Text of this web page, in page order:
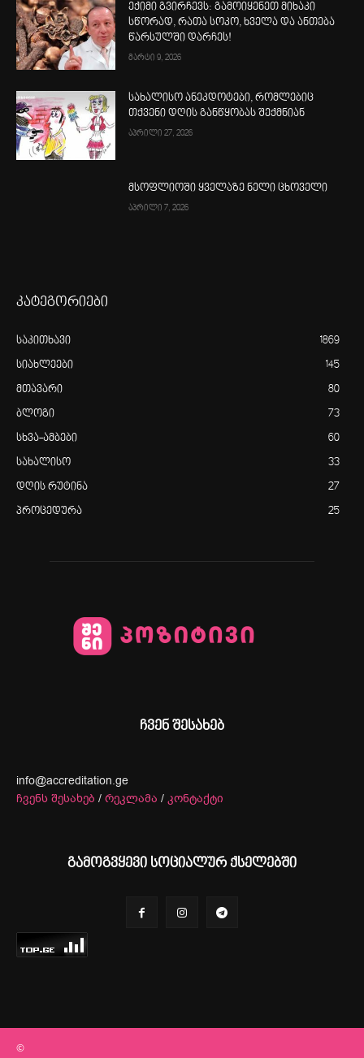
ექიმი გვირჩევს: გამოიყენეთ მიხაკი
სწორად, რათა სოკო, ხველა და ანთება
წარსულში დარჩეს!
მარტი 9, 2026
სახალისო ანეკდოტები, რომლებიც
თქვენი დღის განწყობას შექმნიან
აპრილი 27, 2026
მსოფლიოში ყველაზე ნელი ცხოველი
აპრილი 7, 2026
კატეგორიები
საკითხავი 1869
სიახლეები 145
მთავარი 80
ბლოგი 73
სხვა-ამბები 60
სახალისო 33
დღის რუტინა 27
პროცედურა 25
ჩვენ შესახებ
info@accreditation.ge
ჩვენს შესახებ / რეკლამა / კონტაქტი
გამოგვყევი სოციალურ ქსელებში
©